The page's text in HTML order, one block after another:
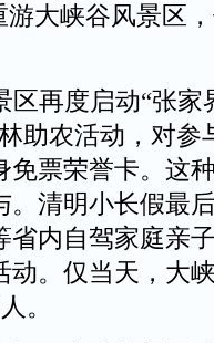
大峡谷风景区
再度启动“张家
助农活动，对参
免票荣誉卡。这
。清明小长假最
省内自驾家庭亲
动。仅当天，大
。